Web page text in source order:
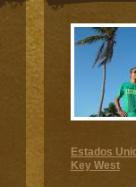
Estados
Key West